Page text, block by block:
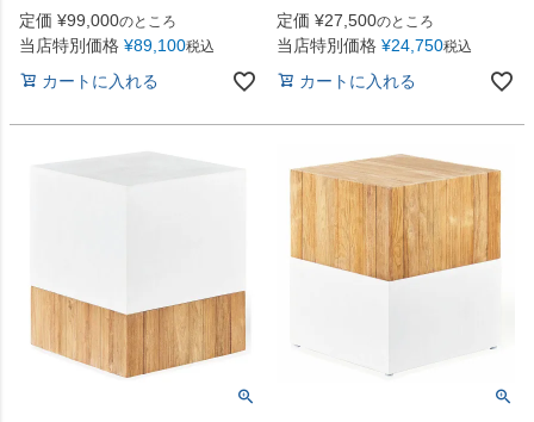
定価 ¥99,000のところ
当店特別価格 ¥89,100税込
カートに入れる
定価 ¥27,500のところ
当店特別価格 ¥24,750税込
カートに入れる